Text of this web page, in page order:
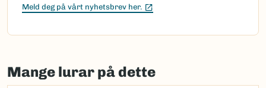
Meld deg på vårt nyhetsbrev her. (Ekstern lenke)
Mange lurar på dette